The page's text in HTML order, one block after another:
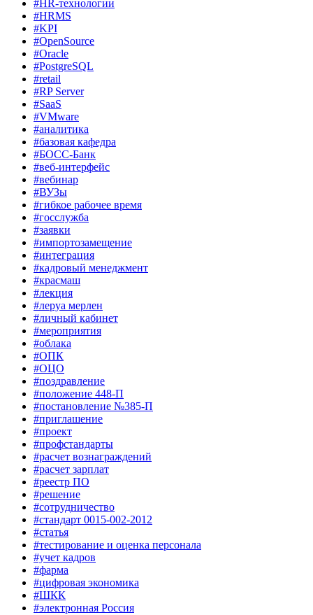
#HR-технологии
#HRMS
#KPI
#OpenSource
#Oracle
#PostgreSQL
#retail
#RP Server
#SaaS
#VMware
#аналитика
#базовая кафедра
#БОСС-Банк
#веб-интерфейс
#вебинар
#ВУЗы
#гибкое рабочее время
#госслужба
#заявки
#импортозамещение
#интеграция
#кадровый менеджмент
#красмаш
#лекция
#леруа мерлен
#личный кабинет
#мероприятия
#облака
#ОПК
#ОЦО
#поздравление
#положение 448-П
#постановление №385-П
#приглашение
#проект
#профстандарты
#расчет вознаграждений
#расчет зарплат
#реестр ПО
#решение
#сотрудничество
#стандарт 0015-002-2012
#статья
#тестирование и оценка персонала
#учет кадров
#фарма
#цифровая экономика
#ШКК
#электронная Россия